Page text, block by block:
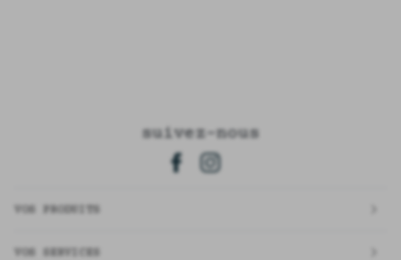
suivez-nous
VOS PRODUITS
VOS SERVICES